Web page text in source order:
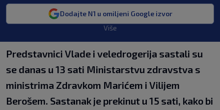
Dodajte N1 u omiljeni Google izvor
Više
Predstavnici Vlade i veledrogerija sastali su
se danas u 13 sati Ministarstvu zdravstva s
ministrima Zdravkom Marićem i Vilijem
Berošem. Sastanak je prekinut u 15 sati, kako bi